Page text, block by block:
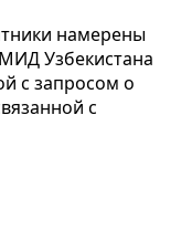
намерены
Узбекистана
с запросом о
с